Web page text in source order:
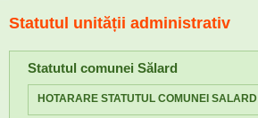
Statutul unității administrativ
Statutul comunei Sălard
HOTARARE STATUTUL COMUNEI SALARD